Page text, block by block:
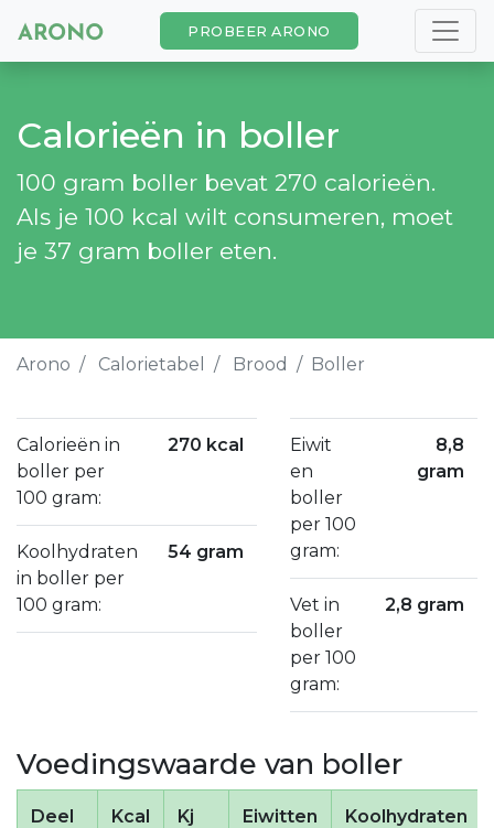
PROBEER ARONO
Calorieën in boller
100 gram boller bevat 270 calorieën.
Als je 100 kcal wilt consumeren, moet
je 37 gram boller eten.
Arono Calorietabel Brood Boller
Calorieën in
boller per
100 gram:
270 kcal
Koolhydraten
in boller per
100 gram:
54 gram
Eiwit
en
boller
per 100
gram:
8,8
gram
Vet in
boller
per 100
gram:
2,8 gram
Voedingswaarde van boller
Deel Kcal Kj Eiwitten Koolhydraten